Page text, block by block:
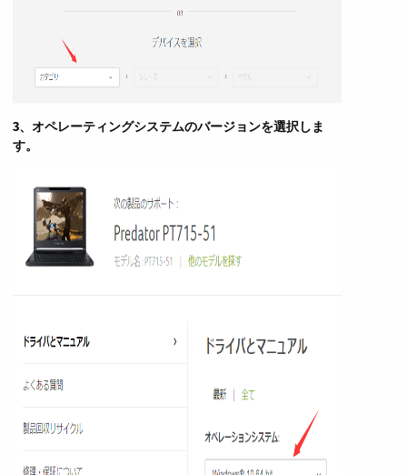
3、オペレーティングシステムのバージョンを選択しま
す。